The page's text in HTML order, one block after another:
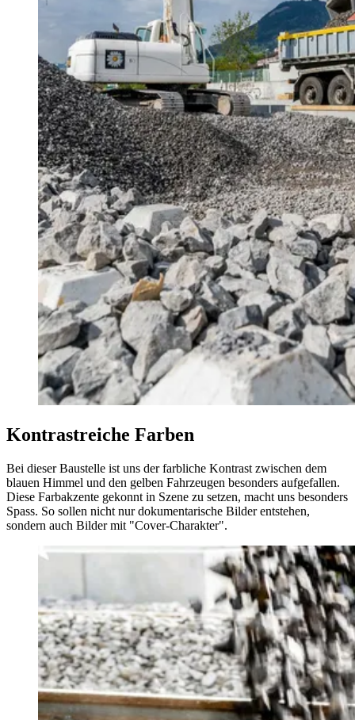
Kontrast­reiche Farben
Bei dieser Baustelle ist uns der farbliche Kontrast zwischen dem
blauen Himmel und den gelben Fahrzeugen besonders aufgefallen.
Diese Farbakzente gekonnt in Szene zu setzen, macht uns besonders
Spass. So sollen nicht nur dokumentarische Bilder entstehen,
sondern auch Bilder mit "Cover-Charakter".